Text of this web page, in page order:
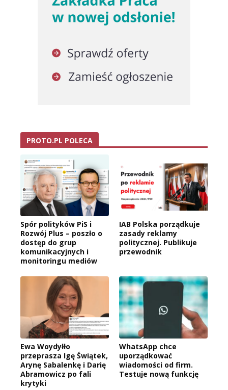
PROTO.PL POLECA
Spór polityków PiS i
Rozwój Plus – poszło o
dostęp do grup
komunikacyjnych i
monitoringu mediów
IAB Polska porządkuje
zasady reklamy
politycznej. Publikuje
przewodnik
Ewa Woydyłło
przeprasza Igę Świątek,
Arynę Sabalenkę i Darię
Abramowicz po fali
krytyki
WhatsApp chce
uporządkować
wiadomości od firm.
Testuje nową funkcję